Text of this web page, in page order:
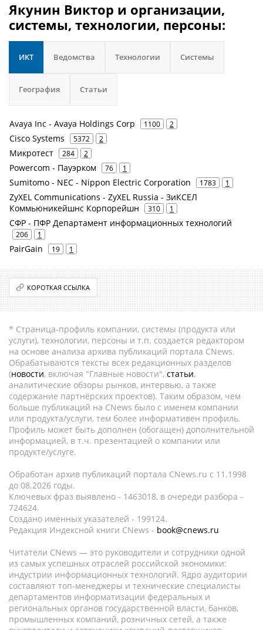
Якунин Виктор и организации,
системы, технологии, персоны:
ИКТ Ведомства Технологии Системы
География Статьи
Avaya Inc - Avaya Holdings Corp 1100 2
Cisco Systems 5372 2
Микротест 284 2
Powercom - Пауэрком 76 1
Sumitomo - NEC - Nippon Electric Corporation 1783 1
ZyXEL Communications - ZyXEL Russia - ЗиКСЕЛ
Коммьюникейшнс Корпорейшн
310 1
СФР - ПФР Департамент информационных технологий
206 1
PairGain 19 1
КОРОТКАЯ ССЫЛКА
* Страница-профиль компании, системы (продукта или
услуги), технологии, персоны и т.п. создается редактором
на основе анализа архива публикаций портала CNews.
Обрабатываются тексты всех редакционных разделов
(новости, включая "Главные новости", статьи,
аналитические обзоры рынков, интервью, а также
содержание партнёрских проектов). Таким образом, чем
больше публикаций на CNews было с именем компании
или продукта/услуги, тем более информативен профиль.
Профиль может быть дополнен (обогащен) дополнительной
информацией, в т.ч. презентацией о компании или
продукте/услуге.
Обработан архив публикаций портала CNews.ru c 11.1998
до 08.2026 годы.
Ключевых фраз выявлено - 1463018, в очереди разбора -
724624.
Создано именных указателей - 199124.
Редакция Индексной книги CNews - book@cnews.ru
Читатели CNews — это руководители и сотрудники одной
из самых успешных отраслей российской экономики:
индустрии информационных технологий. Ядро аудитории
составляют топ-менеджеры и технические специалисты
департаментов информатизации федеральных и
региональных органов государственной власти, банков,
промышленных компаний, розничных сетей, а также